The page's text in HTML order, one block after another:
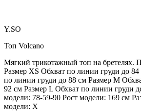
Y.SO
Топ Volcano
Мягкий трикотажный топ на бретелях.
Размер XS Обхват по линии груди до
по линии груди до 88 см Размер M
92 см Размер L Обхват по линии груди
модели: 78-59-90 Рост модели: 169 см
модели: X